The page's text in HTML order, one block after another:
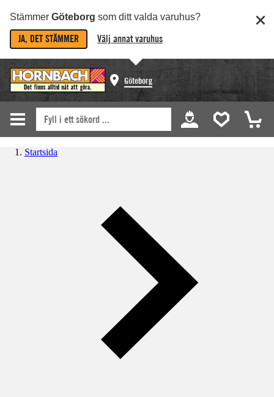
Stämmer Göteborg som ditt valda varuhus?
JA, DET STÄMMER Välj annat varuhus
Göteborg
Startsida